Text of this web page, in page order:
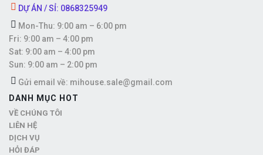
DỰ ÁN / SỈ: 0868325949
Mon-Thu: 9:00 am – 6:00 pm
Fri: 9:00 am – 4:00 pm
Sat: 9:00 am – 4:00 pm
Sun: 9:00 am – 2:00 pm
Gửi email về: mihouse.sale@gmail.com
DANH MỤC HOT
VỀ CHÚNG TÔI
LIÊN HỆ
DỊCH VỤ
HỎI ĐÁP